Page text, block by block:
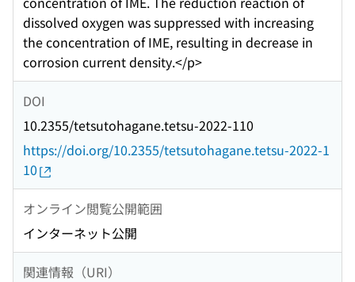
dissolved oxygen was suppressed with increasing
the concentration of IME, resulting in decrease in
corrosion current density.</p>
DOI
10.2355/tetsutohagane.tetsu-2022-110
https://doi.org/10.2355/tetsutohagane.tetsu-2022-1
10
オンライン閲覧公開範囲
インターネット公開
関連情報（URI）